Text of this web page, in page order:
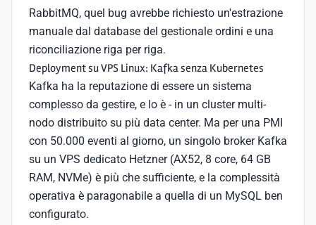
RabbitMQ, quel bug avrebbe richiesto un'estrazione
manuale dal database del gestionale ordini e una
riconciliazione riga per riga.
Deployment su VPS Linux: Kafka senza Kubernetes
Kafka ha la reputazione di essere un sistema
complesso da gestire, e lo è - in un cluster multi-
nodo distribuito su più data center. Ma per una PMI
con 50.000 eventi al giorno, un singolo broker Kafka
su un VPS dedicato Hetzner (AX52, 8 core, 64 GB
RAM, NVMe) è più che sufficiente, e la complessità
operativa è paragonabile a quella di un MySQL ben
configurato.